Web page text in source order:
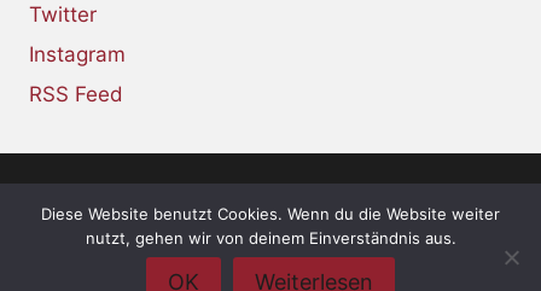
Twitter
Instagram
RSS Feed
© 2026 whiskey-soda.de - the alternative
magazine •Impressum•Datenschutzerklärung
Diese Website benutzt Cookies. Wenn du die Website weiter
nutzt, gehen wir von deinem Einverständnis aus.
OK Weiterlesen